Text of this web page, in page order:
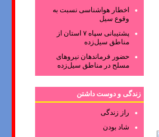
اخطار هواشناسی نسبت به
وقوع سیل
پشتیبانی سپاه ۷ استان از
مناطق سیل‌زده
حضور فرماندهان نیروهای
مسلح در مناطق سیل‌زده
زندگی و دوست داشتن
راز زندگی
شاد بودن